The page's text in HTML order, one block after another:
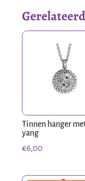
Tinnen hanger
yang
€6,00